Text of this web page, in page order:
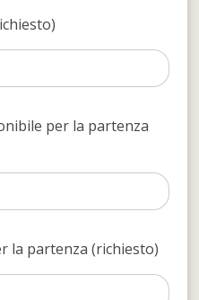
per la partenza
la partenza (richiesto)